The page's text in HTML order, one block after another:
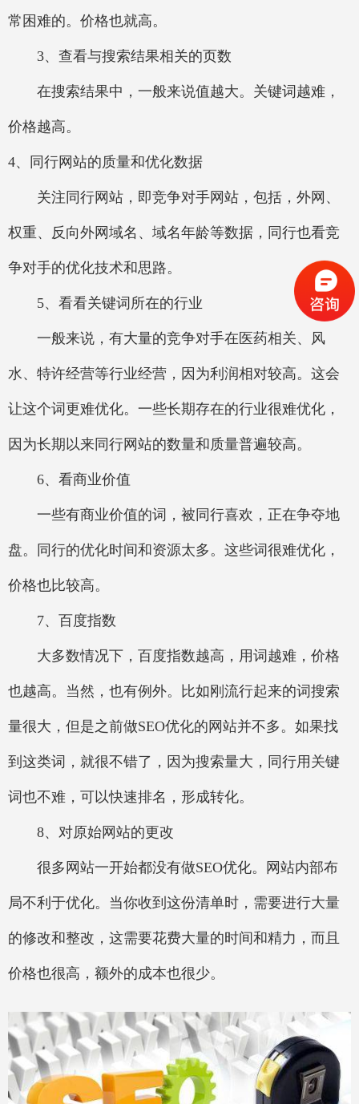
常困难的。价格也就高。
3、查看与搜索结果相关的页数
在搜索结果中，一般来说值越大。关键词越难，
价格越高。
4、同行网站的质量和优化数据
关注同行网站，即竞争对手网站，包括，外网、
权重、反向外网域名、域名年龄等数据，同行也看竞
争对手的优化技术和思路。
5、看看关键词所在的行业
一般来说，有大量的竞争对手在医药相关、风
水、特许经营等行业经营，因为利润相对较高。这会
让这个词更难优化。一些长期存在的行业很难优化，
因为长期以来同行网站的数量和质量普遍较高。
6、看商业价值
一些有商业价值的词，被同行喜欢，正在争夺地
盘。同行的优化时间和资源太多。这些词很难优化，
价格也比较高。
7、百度指数
大多数情况下，百度指数越高，用词越难，价格
也越高。当然，也有例外。比如刚流行起来的词搜索
量很大，但是之前做SEO优化的网站并不多。如果找
到这类词，就很不错了，因为搜索量大，同行用关键
词也不难，可以快速排名，形成转化。
8、对原始网站的更改
很多网站一开始都没有做SEO优化。网站内部布
局不利于优化。当你收到这份清单时，需要进行大量
的修改和整改，这需要花费大量的时间和精力，而且
价格也很高，额外的成本也很少。